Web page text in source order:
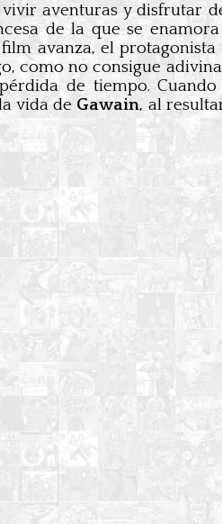
aventuras y disfrutar
de la que se
avanza, el
como no consigue
de tiempo.
vida de Gawain, al